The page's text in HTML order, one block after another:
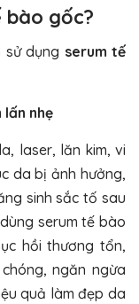
bào gốc?
sử dụng serum tế
lấn nhẹ
laser, lăn kim, vi
da bị ảnh hưởng,
sinh sắc tố sau
serum tế bào
hồi thương tổn,
ngăn ngừa
quả làm đẹp da